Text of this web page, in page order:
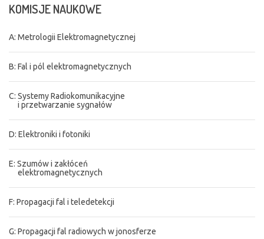
KOMISJENAUKOWE
A: Metrologii Elektromagnetycznej
B: Fal i pól elektromagnetycznych
C: Systemy Radiokomunikacyjne
i przetwarzanie sygnałów
D: Elektroniki i fotoniki
E: Szumów i zakłóceń
elektromagnetycznych
F: Propagacji fal i teledetekcji
G: Propagacji fal radiowych w jonosferze